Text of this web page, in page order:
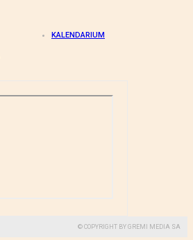
KALENDARIUM
© COPYRIGHT BY GREMI MEDIA SA